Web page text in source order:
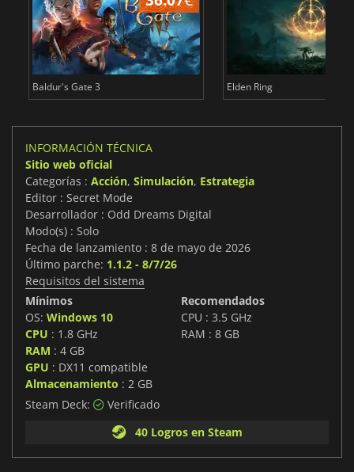
Baldur's Gate 3 Elden Ring
INFORMACIÓN TÉCNICA
Sitio web oficial
Categorías : Acción, Simulación, Estrategia
Editor : Secret Mode
Desarrollador : Odd Dreams Digital
Modo(s) : Solo
Fecha de lanzamiento : 8 de mayo de 2026
Último parche: 1.1.2 - 8/7/26
Requisitos del sistema
Mínimos
OS: Windows 10
CPU : 1.8 GHz
RAM : 4 GB
GPU : DX11 compatible
Almacenamiento : 2 GB
Recomendados
CPU : 3.5 GHz
RAM : 8 GB
Steam Deck:
Verificado
40 Logros en Steam